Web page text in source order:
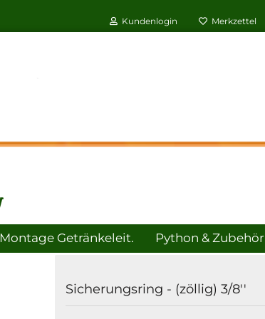
Kundenlogin Merkzettel
Montage Getränkeleit.
Python & Zubehör
Sicherungsring - (zöllig) 3/8''